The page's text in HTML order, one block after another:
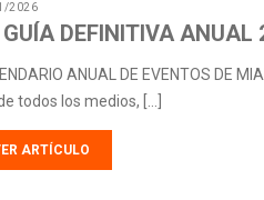
2026
DEFINITIVA ANUAL
ANUAL DE EVENTOS DE
todos los medios, […]
ARTÍCULO